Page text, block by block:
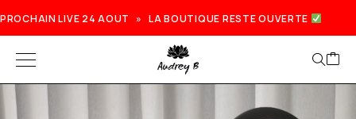
PROCHAIN LIVE 24 AOUT » LA BOUTIQUE RESTE OUVERTE